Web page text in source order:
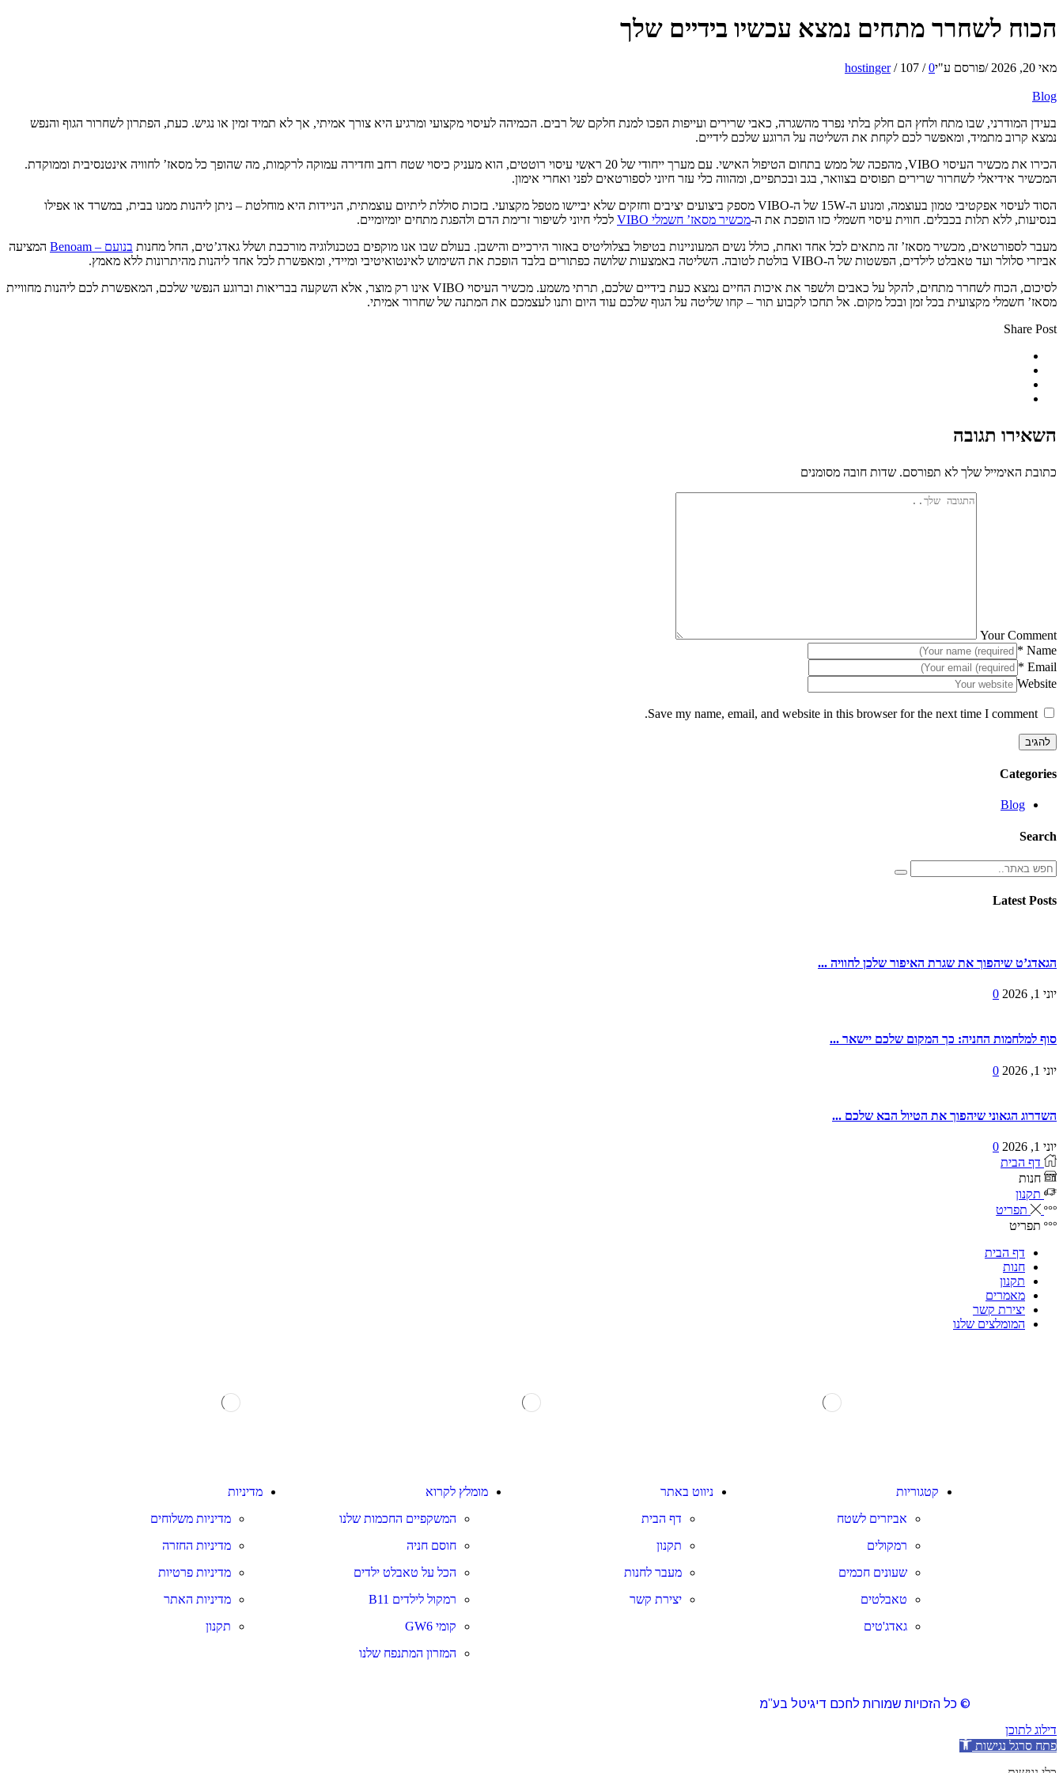
הכוח לשחרר מתחים נמצא עכשיו בידיים שלך
מאי 20, 2026 /פורסם ע"י hostinger / 107 / 0
Blog
בעידן המודרני, שבו מתח ולחץ הם חלק בלתי נפרד מהשגרה, כאבי שרירים ועייפות הפכו למנת חלקם של רבים. הכמיהה לעיסוי מקצועי ומרגיע היא צורך אמיתי, אך לא תמיד זמין או נגיש. כעת, הפתרון לשחרור הגוף והנפש
נמצא קרוב מתמיד, ומאפשר לכם לקחת את השליטה על הרוגע שלכם לידיים.
הכירו את מכשיר העיסוי VIBO, מהפכה של ממש בתחום הטיפול האישי. עם מערך ייחודי של 20 ראשי עיסוי רוטטים, הוא מעניק כיסוי שטח רחב וחדירה עמוקה לרקמות, מה שהופך כל מסאז’ לחוויה אינטנסיבית וממוקדת.
המכשיר אידיאלי לשחרור שרירים תפוסים בצוואר, בגב ובכתפיים, ומהווה כלי עזר חיוני לספורטאים לפני ואחרי אימון.
הסוד לעיסוי אפקטיבי טמון בעוצמה, ומנוע ה-15W של ה-VIBO מספק ביצועים יציבים וחזקים שלא יביישו מטפל מקצועי. בזכות סוללת ליתיום עוצמתית, הניידות היא מוחלטת – ניתן ליהנות ממנו בבית, במשרד או אפילו
בנסיעות, ללא תלות בכבלים. חווית עיסוי חשמלי כזו הופכת את ה-מכשיר מסאז’ חשמלי VIBO
לכלי חיוני לשיפור זרימת הדם ולהפגת מתחים יומיומיים.
מעבר לספורטאים, מכשיר מסאז’ זה מתאים לכל אחד ואחת, כולל נשים המעוניינות בטיפול בצלוליטיס באזור הירכיים והישבן. בעולם שבו אנו מוקפים בטכנולוגיה מורכבת ושלל גאדג’טים, החל מחנות בנועם – Benoam
המציעה
אביזרי סלולר ועד טאבלט לילדים, הפשטות של ה-VIBO בולטת לטובה. השליטה באמצעות שלושה כפתורים בלבד הופכת את השימוש לאינטואיטיבי ומיידי, ומאפשרת לכל אחד ליהנות מהיתרונות ללא מאמץ.
לסיכום, הכוח לשחרר מתחים, להקל על כאבים ולשפר את איכות החיים נמצא כעת בידיים שלכם, תרתי משמע. מכשיר העיסוי VIBO אינו רק מוצר, אלא השקעה בבריאות וברוגע הנפשי שלכם, המאפשרת לכם ליהנות מחוויית
מסאז’ חשמלי מקצועית בכל זמן ובכל מקום. אל תחכו לקבוע תור – קחו שליטה על הגוף שלכם עוד היום ותנו לעצמכם את המתנה של שחרור אמיתי.
Share Post
השאירו תגובה
כתובת האימייל שלך לא תפורסם. שדות חובה מסומנים
Your Comment
Name
*
Email
*
Website
Save my name, email, and website in this browser for the next time I comment.
Categories
Blog
Search
Latest Posts
הגאדג’ט שיהפוך את שגרת האיפור שלכן לחוויה ...
יוני 1, 2026 0
סוף למלחמות החניה: כך המקום שלכם יישאר ...
יוני 1, 2026 0
השדרוג הגאוני שיהפוך את הטיול הבא שלכם ...
יוני 1, 2026
0
דף הבית
חנות
תקנון
תפריט
תפריט
דף הבית
חנות
תקנון
מאמרים
יצירת קשר
המומלצים שלנו
קטגוריות
אביזרים לשטח
רמקולים
שעונים חכמים
טאבלטים
גאדג'טים
ניווט באתר
דף הבית
תקנון
מעבר לחנות
יצירת קשר
מומלץ לקרוא
המשקפיים החכמות שלנו
חוסם חניה
הכל על טאבלט ילדים
רמקול לילדים B11
קומי GW6
המזרון המתנפח שלנו
מדיניות
מדיניות משלוחים
מדיניות החזרה
מדיניות פרטיות
מדיניות האתר
תקנון
© כל הזכויות שמורות לחכם דיגיטל בע”מ
דילוג לתוכן
פתח סרגל נגישות